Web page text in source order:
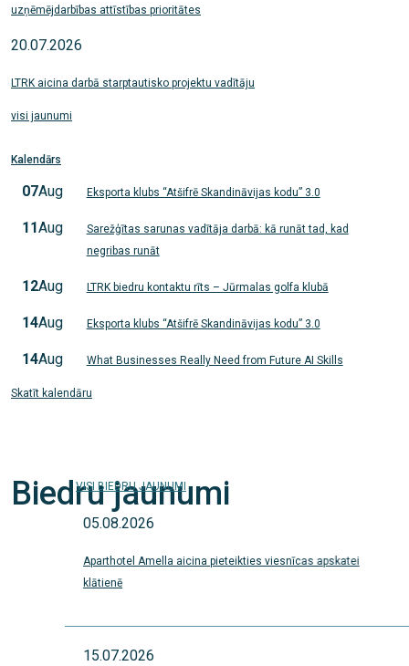
uzņēmējdarbības attīstības prioritātes
20.07.2026
LTRK aicina darbā starptautisko projektu vadītāju
visi jaunumi
Kalendārs
07Aug Eksporta klubs “Atšifrē Skandināvijas kodu” 3.0
11Aug
Sarežģītas sarunas vadītāja darbā: kā runāt tad, kad
negribas runāt
12Aug LTRK biedru kontaktu rīts – Jūrmalas golfa klubā
14Aug Eksporta klubs “Atšifrē Skandināvijas kodu” 3.0
14Aug What Businesses Really Need from Future AI Skills
Skatīt kalendāru
Biedru jaunumi
VISI BIEDRU JAUNUMI
05.08.2026
Aparthotel Amella aicina pieteikties viesnīcas apskatei
klātienē
15.07.2026